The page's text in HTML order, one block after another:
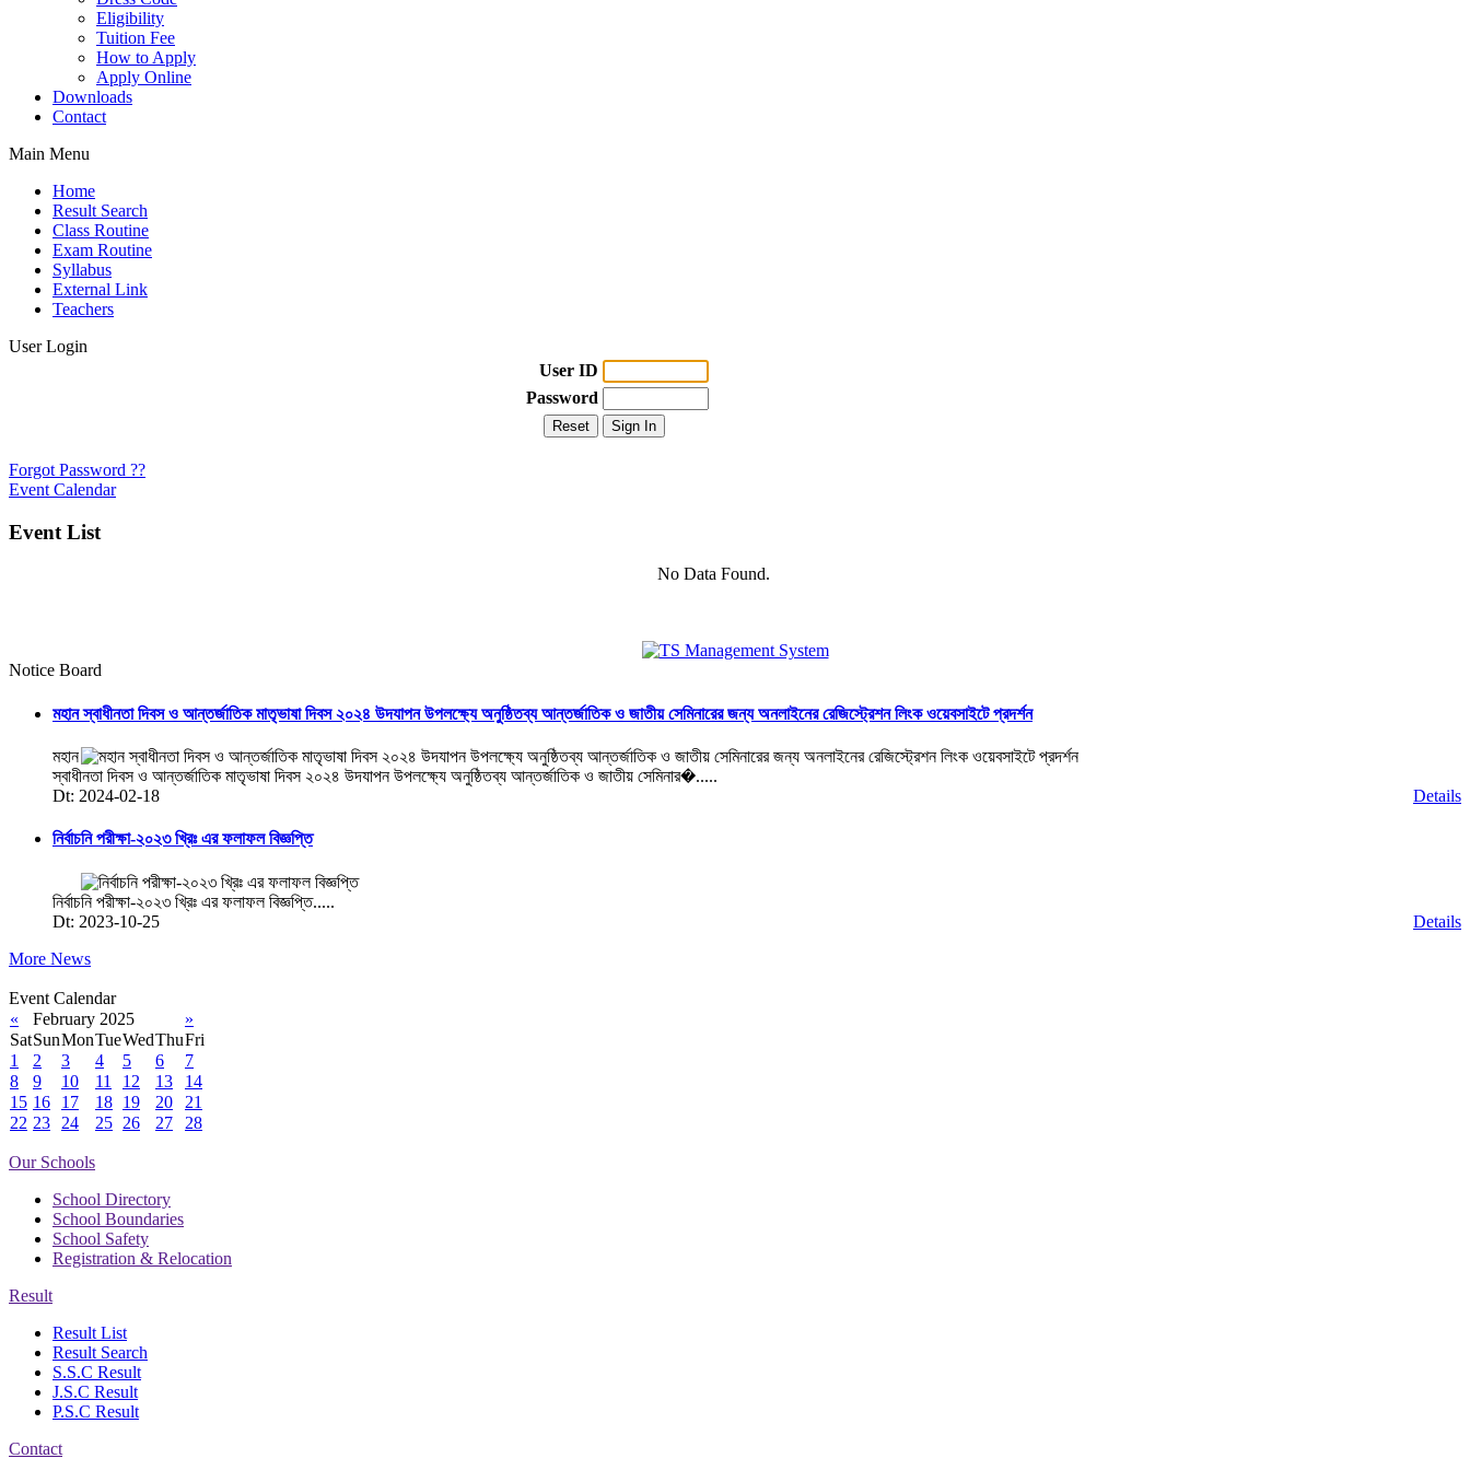
Eligibility
Tuition Fee
How to Apply
Apply Online
Downloads
Contact
Main Menu
Home
Result Search
Class Routine
Exam Routine
Syllabus
External Link
Teachers
User Login
User ID
Password
Forgot Password ??
Event Calendar
Event List
No Data Found.
Notice Board
মহান স্বাধীনতা দিবস ও আন্তর্জাতিক মাতৃভাষা দিবস ২০২৪ উদযাপন উপলক্ষ্যে অনুষ্ঠিতব্য আন্তর্জাতিক ও জাতীয় সেমিনারের জন্য অনলাইনের রেজিস্ট্রেশন লিংক ওয়েবসাইটে প্রদর্শন
মহান
স্বাধীনতা দিবস ও আন্তর্জাতিক মাতৃভাষা দিবস ২০২৪ উদযাপন উপলক্ষ্যে অনুষ্ঠিতব্য আন্তর্জাতিক ও জাতীয় সেমিনার�.....
Dt: 2024-02-18
Details
নির্বাচনি পরীক্ষা-২০২৩ খ্রিঃ এর ফলাফল বিজ্ঞপ্তি
নির্বাচনি পরীক্ষা-২০২৩ খ্রিঃ এর ফলাফল বিজ্ঞপ্তি.....
Dt: 2023-10-25
Details
More News
Event Calendar
«
February 2025
»
SatSunMonTueWedThuFri
1
2 3 4 5 6
7
8
9 10 11 12 13
14
15 16 17 18 19 20
21
22 23 24 25 26 27 28
Our Schools
School Directory
School Boundaries
School Safety
Registration & Relocation
Result
Result List
Result Search
S.S.C Result
J.S.C Result
P.S.C Result
Contact